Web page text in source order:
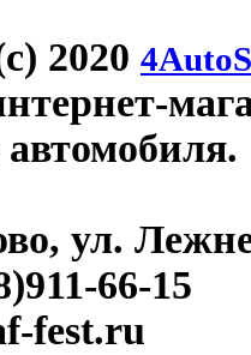
2020
ул.
66-15
fest.ru